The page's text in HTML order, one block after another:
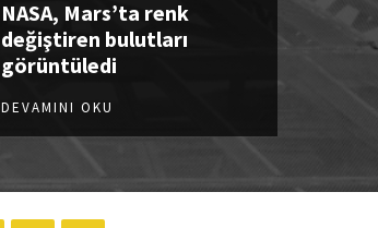
NASA, Mars’ta renk
değiştiren bulutları
görüntüledi
DEVAMINI OKU